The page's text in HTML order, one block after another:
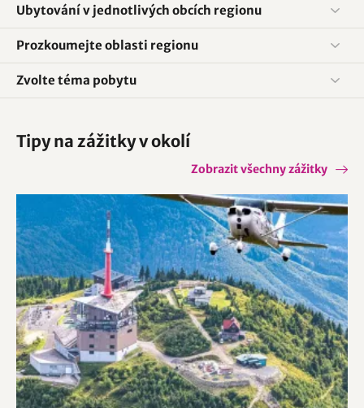
Ubytování v jednotlivých obcích regionu
Prozkoumejte oblasti regionu
Zvolte téma pobytu
Tipy na zážitky v okolí
Zobrazit všechny zážitky